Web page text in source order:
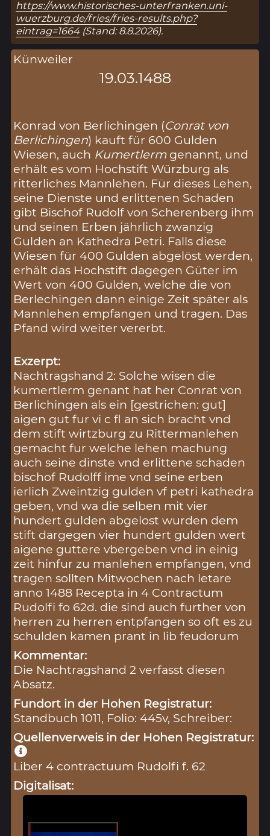
https://www.historisches-unterfranken.uni-
wuerzburg.de/fries/fries-results.php?
eintrag=1664(Stand: 8.8.2026).
Künweiler
19.03.1488
Konrad von Berlichingen (Conrat von
Berlichingen) kauft für 600 Gulden
Wiesen, auch Kumertlermgenannt, und
erhält es vom Hochstift Würzburg als
ritterliches Mannlehen. Für dieses Lehen,
seine Dienste und erlittenen Schaden
gibt Bischof Rudolf von Scherenberg ihm
und seinen Erben jährlich zwanzig
Gulden an Kathedra Petri. Falls diese
Wiesen für 400 Gulden abgelöst werden,
erhält das Hochstift dagegen Güter im
Wert von 400 Gulden, welche die von
Berlechingen dann einige Zeit später als
Mannlehen empfangen und tragen. Das
Pfand wird weiter vererbt.
Exzerpt:
Nachtragshand 2: Solche wisen die
kumertlerm genant hat her Conrat von
Berlichingen als ein [gestrichen: gut]
aigen gut fur vi c fl an sich bracht vnd
dem stift wirtzburg zu Rittermanlehen
gemacht fur welche lehen machung
auch seine dinste vnd erlittene schaden
bischof Rudolff ime vnd seine erben
ierlich Zweintzig gulden vf petri kathedra
geben, vnd wa die selben mit vier
hundert gulden abgelost wurden dem
stift dargegen vier hundert gulden wert
aigene guttere vbergeben vnd in einig
zeit hinfur zu manlehen empfangen, vnd
tragen sollten Mitwochen nach letare
anno 1488 Recepta in 4 Contractum
Rudolfi fo 62d. die sind auch further von
herren zu herren entpfangen so oft es zu
schulden kamen prant in lib feudorum
Kommentar:
Die Nachtragshand 2 verfasst diesen
Absatz.
Fundort in der Hohen Registratur:
Standbuch 1011, Folio: 445v, Schreiber:
Quellenverweis in der Hohen Registratur:
Liber 4 contractuum Rudolfi f. 62
Digitalisat: